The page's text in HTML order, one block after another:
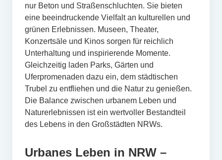
nur Beton und Straßenschluchten. Sie bieten
eine beeindruckende Vielfalt an kulturellen und
grünen Erlebnissen. Museen, Theater,
Konzertsäle und Kinos sorgen für reichlich
Unterhaltung und inspirierende Momente.
Gleichzeitig laden Parks, Gärten und
Uferpromenaden dazu ein, dem städtischen
Trubel zu entfliehen und die Natur zu genießen.
Die Balance zwischen urbanem Leben und
Naturerlebnissen ist ein wertvoller Bestandteil
des Lebens in den Großstädten NRWs.
Urbanes Leben in NRW –